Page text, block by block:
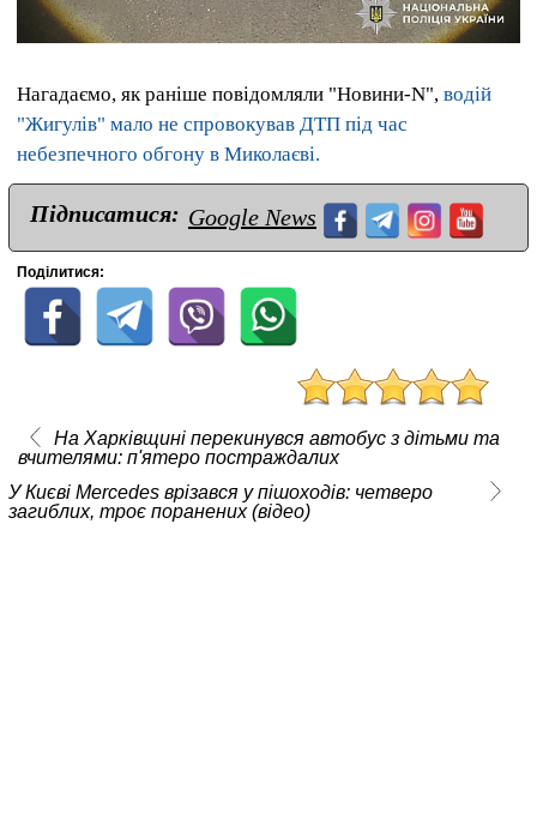
Нагадаємо, як раніше повідомляли "Новини-N", водій
"Жигулів" мало не спровокував ДТП під час
небезпечного обгону в Миколаєві.
Підписатися: Google News
Поділитися:
На Харківщині перекинувся автобус з дітьми та
вчителями: п'ятеро постраждалих
У Києві Mercedes врізався у пішоходів: четверо
загиблих, троє поранених (відео)